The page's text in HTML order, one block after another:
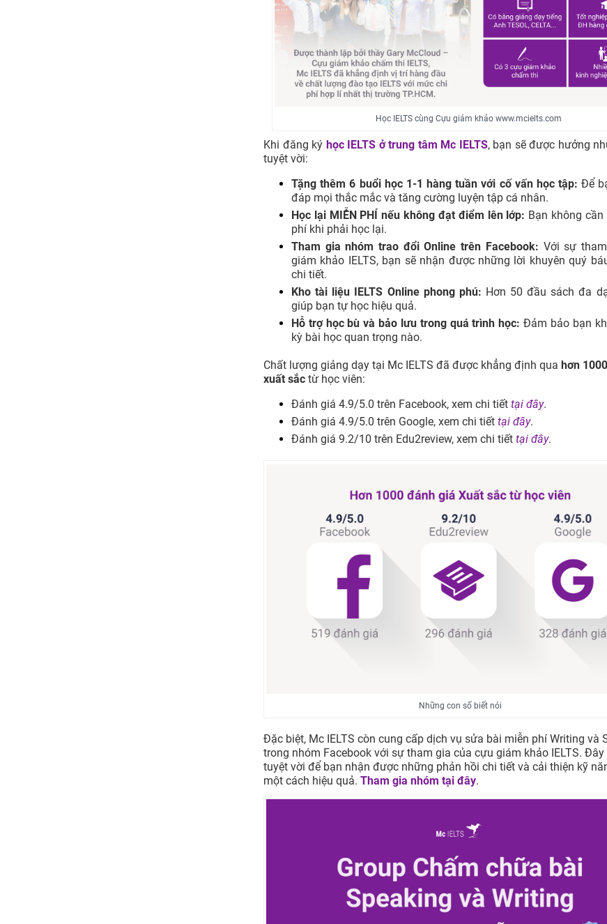
Học IELTS cùng Cựu giám khảo www.mcielts.com
Khi đăng ký học IELTS ở trung tâm Mc IELTS, bạn sẽ được hưởng
tuyệt vời:
Tặng thêm 6 buổi học 1-1 hàng tuần với cố vấn học tập: Để
đáp mọi thắc mắc và tăng cường luyện tập cá nhân.
Học lại MIỄN PHÍ nếu không đạt điểm lên lớp: Bạn không
phí khi phải học lại.
Tham gia nhóm trao đổi Online trên Facebook: Với sự
giám khảo IELTS, bạn sẽ nhận được những lời khuyên quý
chi tiết.
Kho tài liệu IELTS Online phong phú: Hơn 50 đầu sách đa
giúp bạn tự học hiệu quả.
Hỗ trợ học bù và bảo lưu trong quá trình học: Đảm bảo bạn
kỳ bài học quan trọng nào.
Chất lượng giảng dạy tại Mc IELTS đã được khẳng định qua hơn
xuất sắc từ học viên:
Đánh giá 4.9/5.0 trên Facebook, xem chi tiết tại đây.
Đánh giá 4.9/5.0 trên Google, xem chi tiết tại đây.
Đánh giá 9.2/10 trên Edu2review, xem chi tiết tại đây.
Những con số biết nói
Đặc biệt, Mc IELTS còn cung cấp dịch vụ sửa bài miễn phí Writing và
trong nhóm Facebook với sự tham gia của cựu giám khảo IELTS. Đây
tuyệt vời để bạn nhận được những phản hồi chi tiết và cải thiện kỹ
một cách hiệu quả. Tham gia nhóm tại đây.